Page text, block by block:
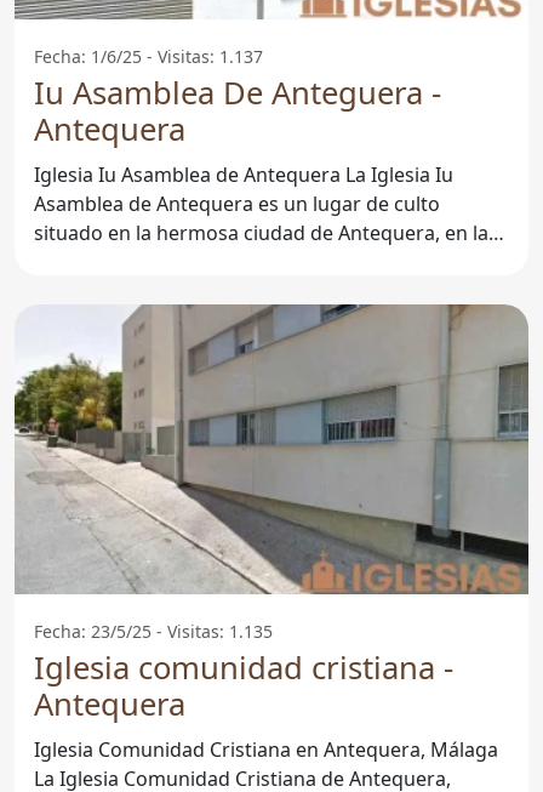
Fecha: 1/6/25 - Visitas: 1.137
Iu Asamblea De Anteguera -
Antequera
Iglesia Iu Asamblea de Antequera La Iglesia Iu
Asamblea de Antequera es un lugar de culto
situado en la hermosa ciudad de Antequera, en la
Fecha: 23/5/25 - Visitas: 1.135
Iglesia comunidad cristiana -
Antequera
Iglesia Comunidad Cristiana en Antequera, Málaga
La Iglesia Comunidad Cristiana de Antequera,